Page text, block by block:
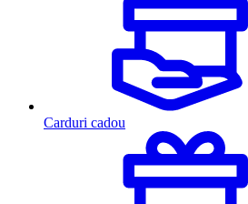
Carduri cadou